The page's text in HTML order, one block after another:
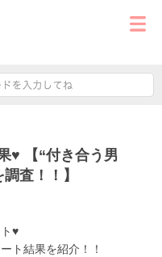
♥ 【“付き合う男
査！！】
♥
ト結果を紹介！！